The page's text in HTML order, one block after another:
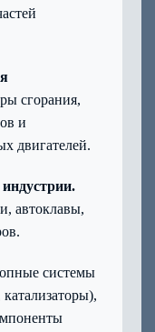
сгорания,
и
двигателей.
автоклавы,
системы